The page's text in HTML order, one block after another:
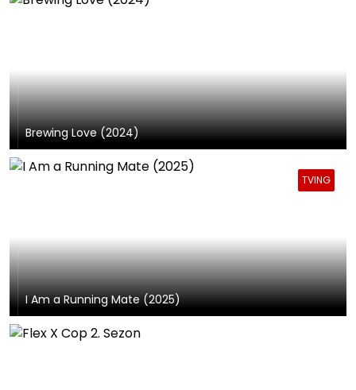
Brewing Love (2024)
TVING
I Am a Running Mate (2025)